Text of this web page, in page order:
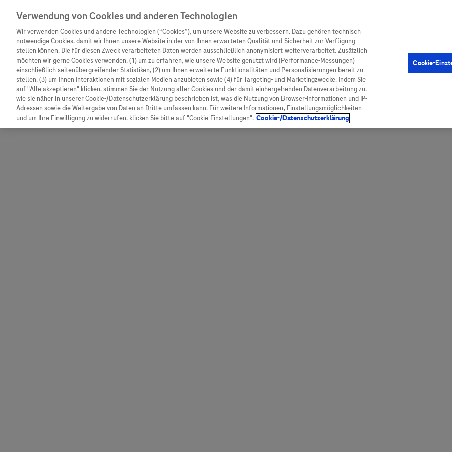
Verwendung von Cookies und anderen Technologien
Wir verwenden Cookies und andere Technologien (“Cookies”), um unsere Website zu verbessern. Dazu gehören technisch
notwendige Cookies, damit wir Ihnen unsere Website in der von Ihnen erwarteten Qualität und Sicherheit zur Verfügung
stellen können. Die für diesen Zweck verarbeiteten Daten werden ausschließlich anonymisiert weiterverarbeitet. Zusätzlich
möchten wir gerne Cookies verwenden, (1) um zu erfahren, wie unsere Website genutzt wird (Performance-Messungen)
einschließlich seitenübergreifender Statistiken, (2) um Ihnen erweiterte Funktionalitäten und Personalisierungen bereit zu
stellen, (3) um Ihnen Interaktionen mit sozialen Medien anzubieten sowie (4) für Targeting- und Marketingzwecke. Indem Sie
auf "Alle akzeptieren" klicken, stimmen Sie der Nutzung aller Cookies und der damit einhergehenden Datenverarbeitung zu,
wie sie näher in unserer Cookie-/Datenschutzerklärung beschrieben ist, was die Nutzung von Browser-Informationen und IP-
Adressen sowie die Weitergabe von Daten an Dritte umfassen kann. Für weitere Informationen, Einstellungsmöglichkeiten
und um Ihre Einwilligung zu widerrufen, klicken Sie bitte auf "Cookie-Einstellungen". Cookie-/Datenschutzerklärung
Cookie-